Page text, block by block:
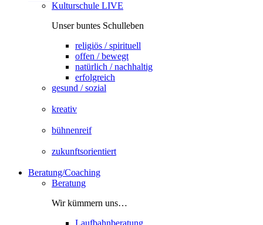
Kulturschule LIVE
Unser buntes Schulleben
religiös / spirituell
offen / bewegt
natürlich / nachhaltig
erfolgreich
gesund / sozial
kreativ
bühnenreif
zukunftsorientiert
Beratung/Coaching
Beratung
Wir kümmern uns…
Laufbahnberatung